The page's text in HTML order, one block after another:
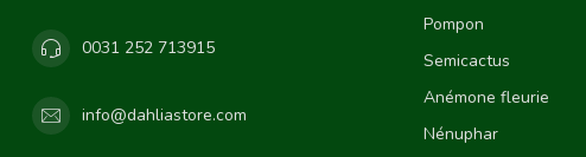
0031 252 713915
info@dahliastore.com
Pompon
Semicactus
Anémone fleurie
Nénuphar